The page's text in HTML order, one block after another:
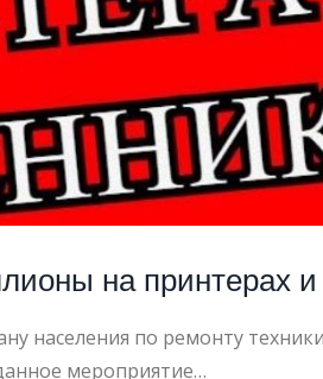
на принтерах и
по ремонту
мероприятие…